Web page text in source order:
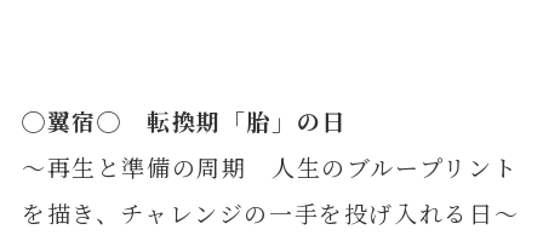
◯翼宿◯ 転換期「胎」の日
～再生と準備の周期 人生のブループリント
を描き、チャレンジの一手を投げ入れる日～